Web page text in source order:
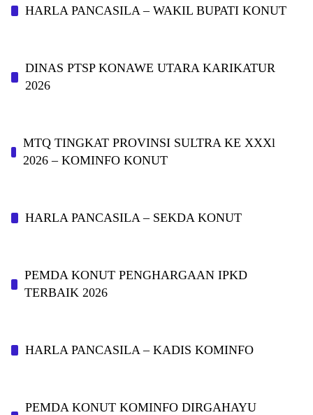
HARLA PANCASILA – WAKIL BUPATI KONUT
DINAS PTSP KONAWE UTARA KARIKATUR
2026
MTQ TINGKAT PROVINSI SULTRA KE XXXl
2026 – KOMINFO KONUT
HARLA PANCASILA – SEKDA KONUT
PEMDA KONUT PENGHARGAAN IPKD
TERBAIK 2026
HARLA PANCASILA – KADIS KOMINFO
PEMDA KONUT KOMINFO DIRGAHAYU